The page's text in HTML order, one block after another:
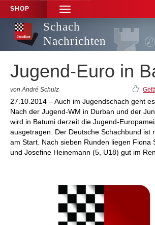
SHOP
TOGGLE
NAVIGATION
Schach
Nachrichten
Jugend-Euro in
von André Schulz
27.10.2014 – Auch im Jugendschach geht
Nach der Jugend-WM in Durban und der
wird in Batumi derzeit die Jugend-
ausgetragen. Der Deutsche Schachbund ist
am Start. Nach sieben Runden liegen Fiona
und Josefine Heinemann (5, U18) gut im